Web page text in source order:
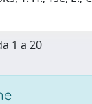
1 a 20